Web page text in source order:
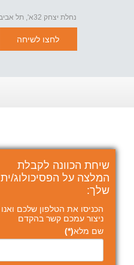
נחלת יצחק 32א', תל אביב
לחצו לשיחה
שיחת הכוונה לקבלת
המלצה על הפסיכולוג/ית
שלך:
הכניסו את הטלפון שלכם ואנו
ניצור עמכם קשר בהקדם
שם מלא(*)